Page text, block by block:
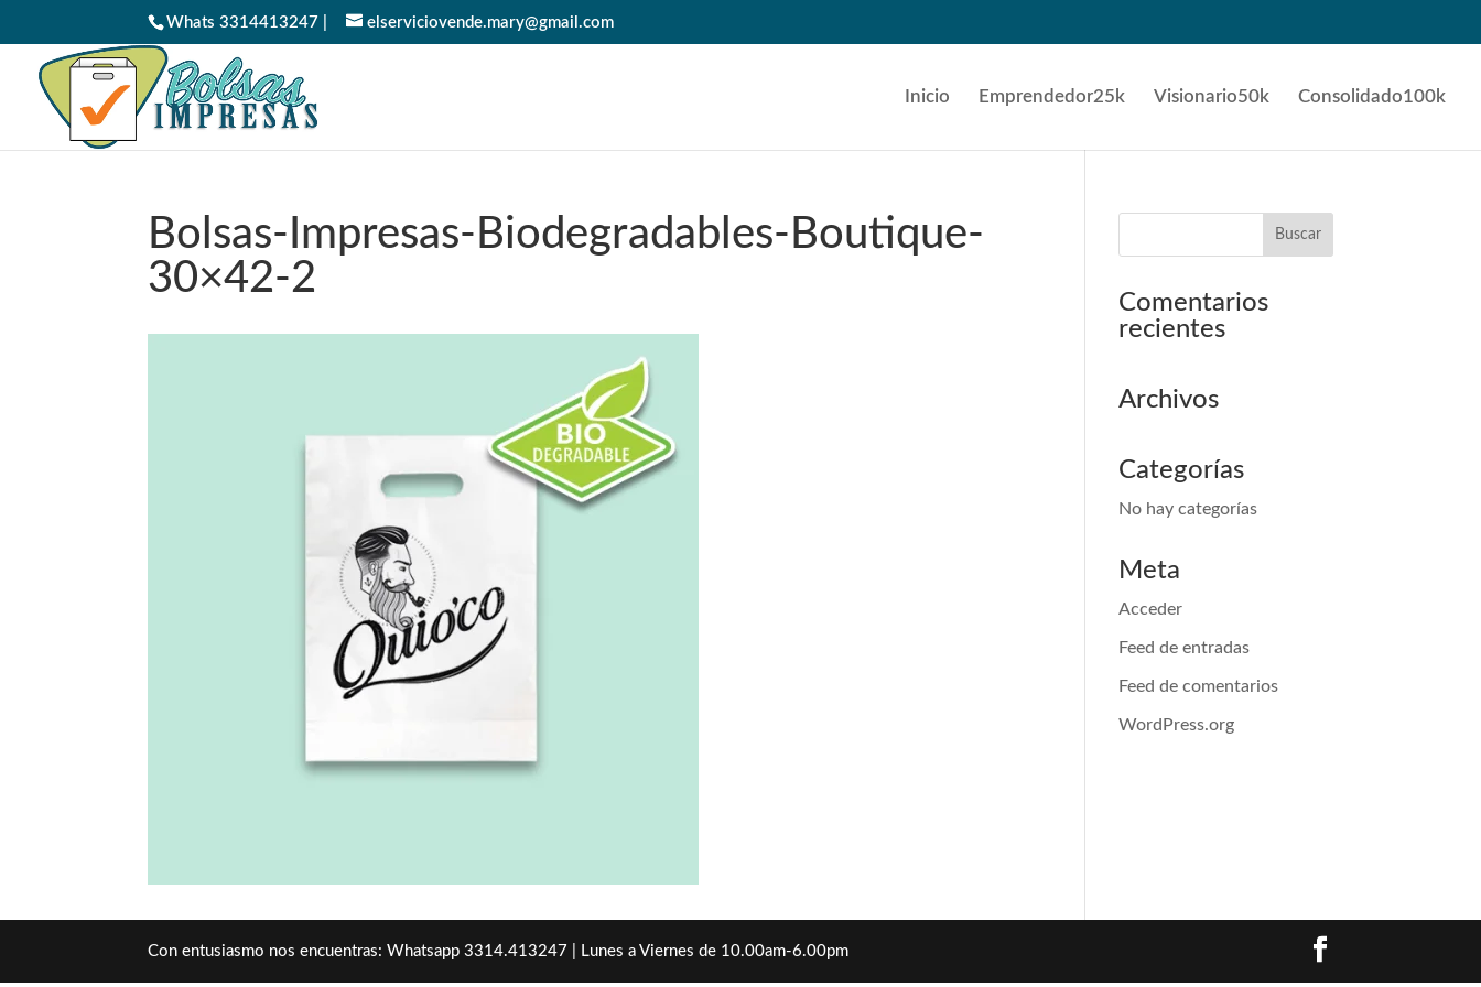
Whats 3314413247 | elserviciovende.mary@gmail.com
Inicio Emprendedor25k Visionario50k Consolidado100k
Bolsas-Impresas-Biodegradables-Boutique-
30×42-2
Comentarios
recientes
Archivos
Categorías
No hay categorías
Meta
Acceder
Feed de entradas
Feed de comentarios
WordPress.org
Con entusiasmo nos encuentras: Whatsapp 3314.413247 | Lunes a Viernes de 10.00am-6.00pm